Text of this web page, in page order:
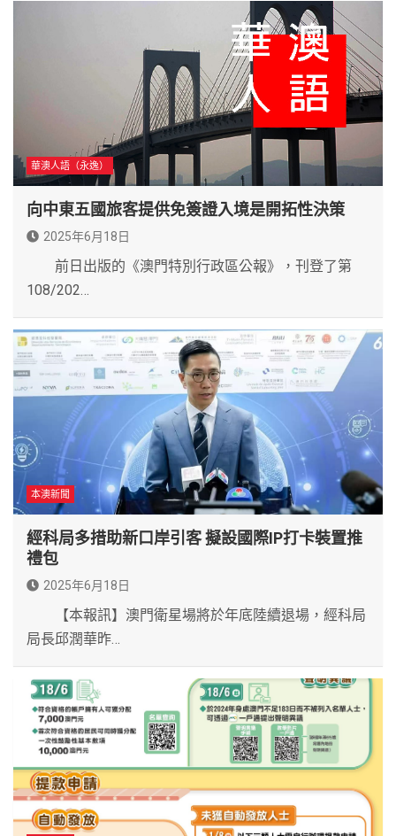
華澳人語（永逸）
向中東五國旅客提供免簽證入境是開拓性決策
2025年6月18日
前日出版的《澳門特別行政區公報》，刊登了第
108/202…
本澳新聞
經科局多措助新口岸引客 擬設國際IP打卡裝置推
禮包
2025年6月18日
【本報訊】澳門衛星場將於年底陸續退場，經科局
局長邱潤華昨…